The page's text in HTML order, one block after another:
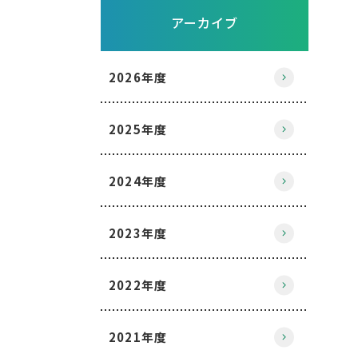
アーカイブ
2026年度
2025年度
2024年度
2023年度
2022年度
2021年度